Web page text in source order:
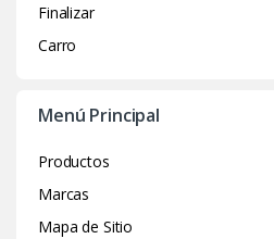
Finalizar
Carro
Menú Principal
Productos
Marcas
Mapa de Sitio